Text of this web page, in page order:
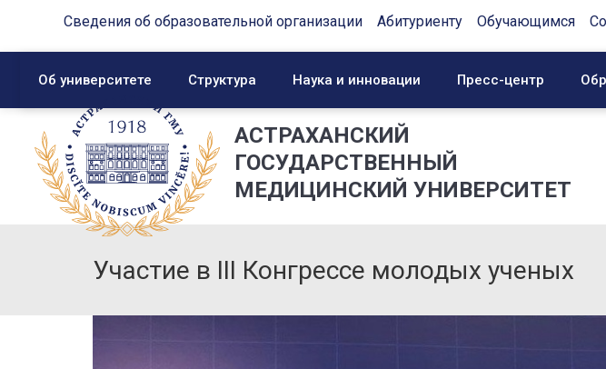
Сведения об образовательной организации Абитуриенту Обучающимся
Об университете Структура Наука и инновации Пресс-центр
АСТРАХАНСКИЙ
ГОСУДАРСТВЕННЫЙ
МЕДИЦИНСКИЙ УНИВЕРСИТЕТ
Участие в III Конгрессе молодых ученых